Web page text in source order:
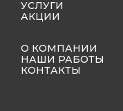
УСЛУГИ
АКЦИИ
О КОМПАНИИ
НАШИ РАБОТЫ
КОНТАКТЫ